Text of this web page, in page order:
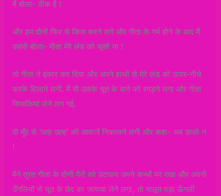
मैं बोला- ठीक है !
और हम दोनों फिर से किस करने लगे और गीता के गर्म होने के बाद मैं
उससे बोला- गीता मेरे लंड को चूसो ना !
तो गीता ने इंकार कर दिया और अपने हाथों से मेरे लंड को ऊपर-नीचे
करके हिलाने लगी. मैं भी उसके चूत के दाने को रगड़ने लगा और गीता
सिसकियां लेने लग गई.
वो मुँह से ‘आह उह्ह’ की आवाजें निकालने लगी और कहा- अब डालो न
!
मैने तुरंत गीता के दोनों पैरों को उठाकर अपने कन्धों पर रखा और अपनी
उँगलियों से चूत के छेद का जायजा लेने लगा, तो मालूम पड़ा ऊँगली